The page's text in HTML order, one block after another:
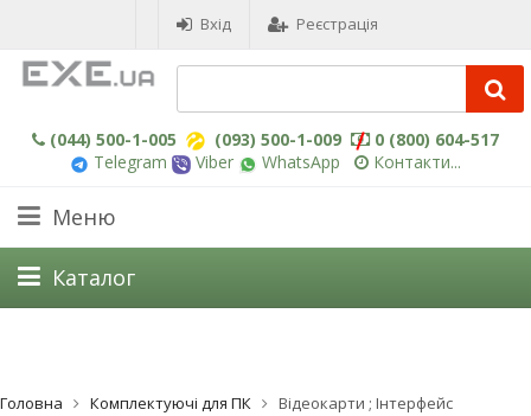
Вхід Реєстрація
(044) 500-1-005 (093) 500-1-009
0 (800) 604-517
Telegram
Viber WhatsApp Контакти...
Меню
Каталог
Головна Комплектуючі для ПК
Відеокарти ; Інтерфейс